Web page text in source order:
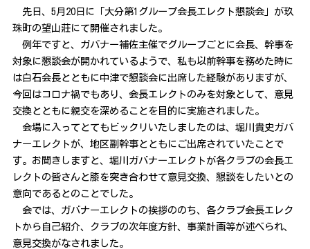
先日、5月20日に「大分第1グループ会長エレクト懇談会」が玖
珠町の望山莊にて開催されました。
例年ですと、ガバナー補佐主催でグループごとに会長、幹事を
対象に懇談会が開かれているようで、私も以前幹事を務めた時に
は白石会長とともに中津で懇談会に出席した経験がありますが、
今回はコロナ禍でもあり、会長エレクトのみを対象として、意見
交換とともに親交を深めることを目的に実施されました。
会場に入ってとてもビックリいたしましたのは、堀川貴史ガバ
ナーエレクトが、地区副幹事とともにご出席されていたことで
す。お聞きしますと、堀川ガバナーエレクトが各クラブの会長エ
レクトの皆さんと膝を突き合わせて意見交換、懇談をしたいとの
意向であるとのことでした。
会では、ガバナーエレクトの挨拶ののち、各クラブ会長エレク
トから自己紹介、クラブの次年度方針、事業計画等が述べられ、
意見交換がなされました。